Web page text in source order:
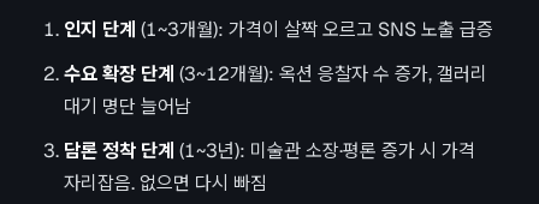
인지 단계 (1~3개월): 가격이 살짝 오르고 SNS 노출 급증
수요 확장 단계 (3~12개월): 옥션 응찰자 수 증가, 갤러리
대기 명단 늘어남
담론 정착 단계 (1~3년): 미술관 소장·평론 증가 시 가격
자리잡음. 없으면 다시 빠짐